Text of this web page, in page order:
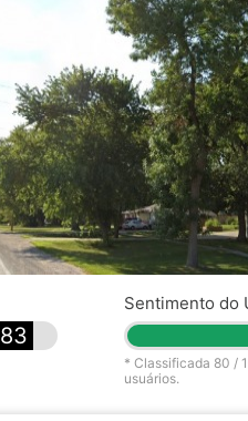
83
Sentimento do
* Classificada 80 /
usuários.